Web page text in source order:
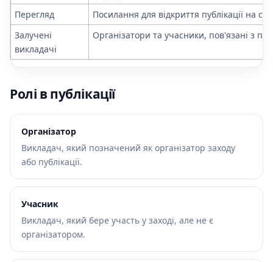
Перегляд
Посилання для відкриття публікації на
Залучені
викладачі
Організатори та учасники, пов'язані з
Ролі в публікації
Організатор
Викладач, який позначений як організатор заходу
або публікації.
Учасник
Викладач, який бере участь у заході, але не є
організатором.